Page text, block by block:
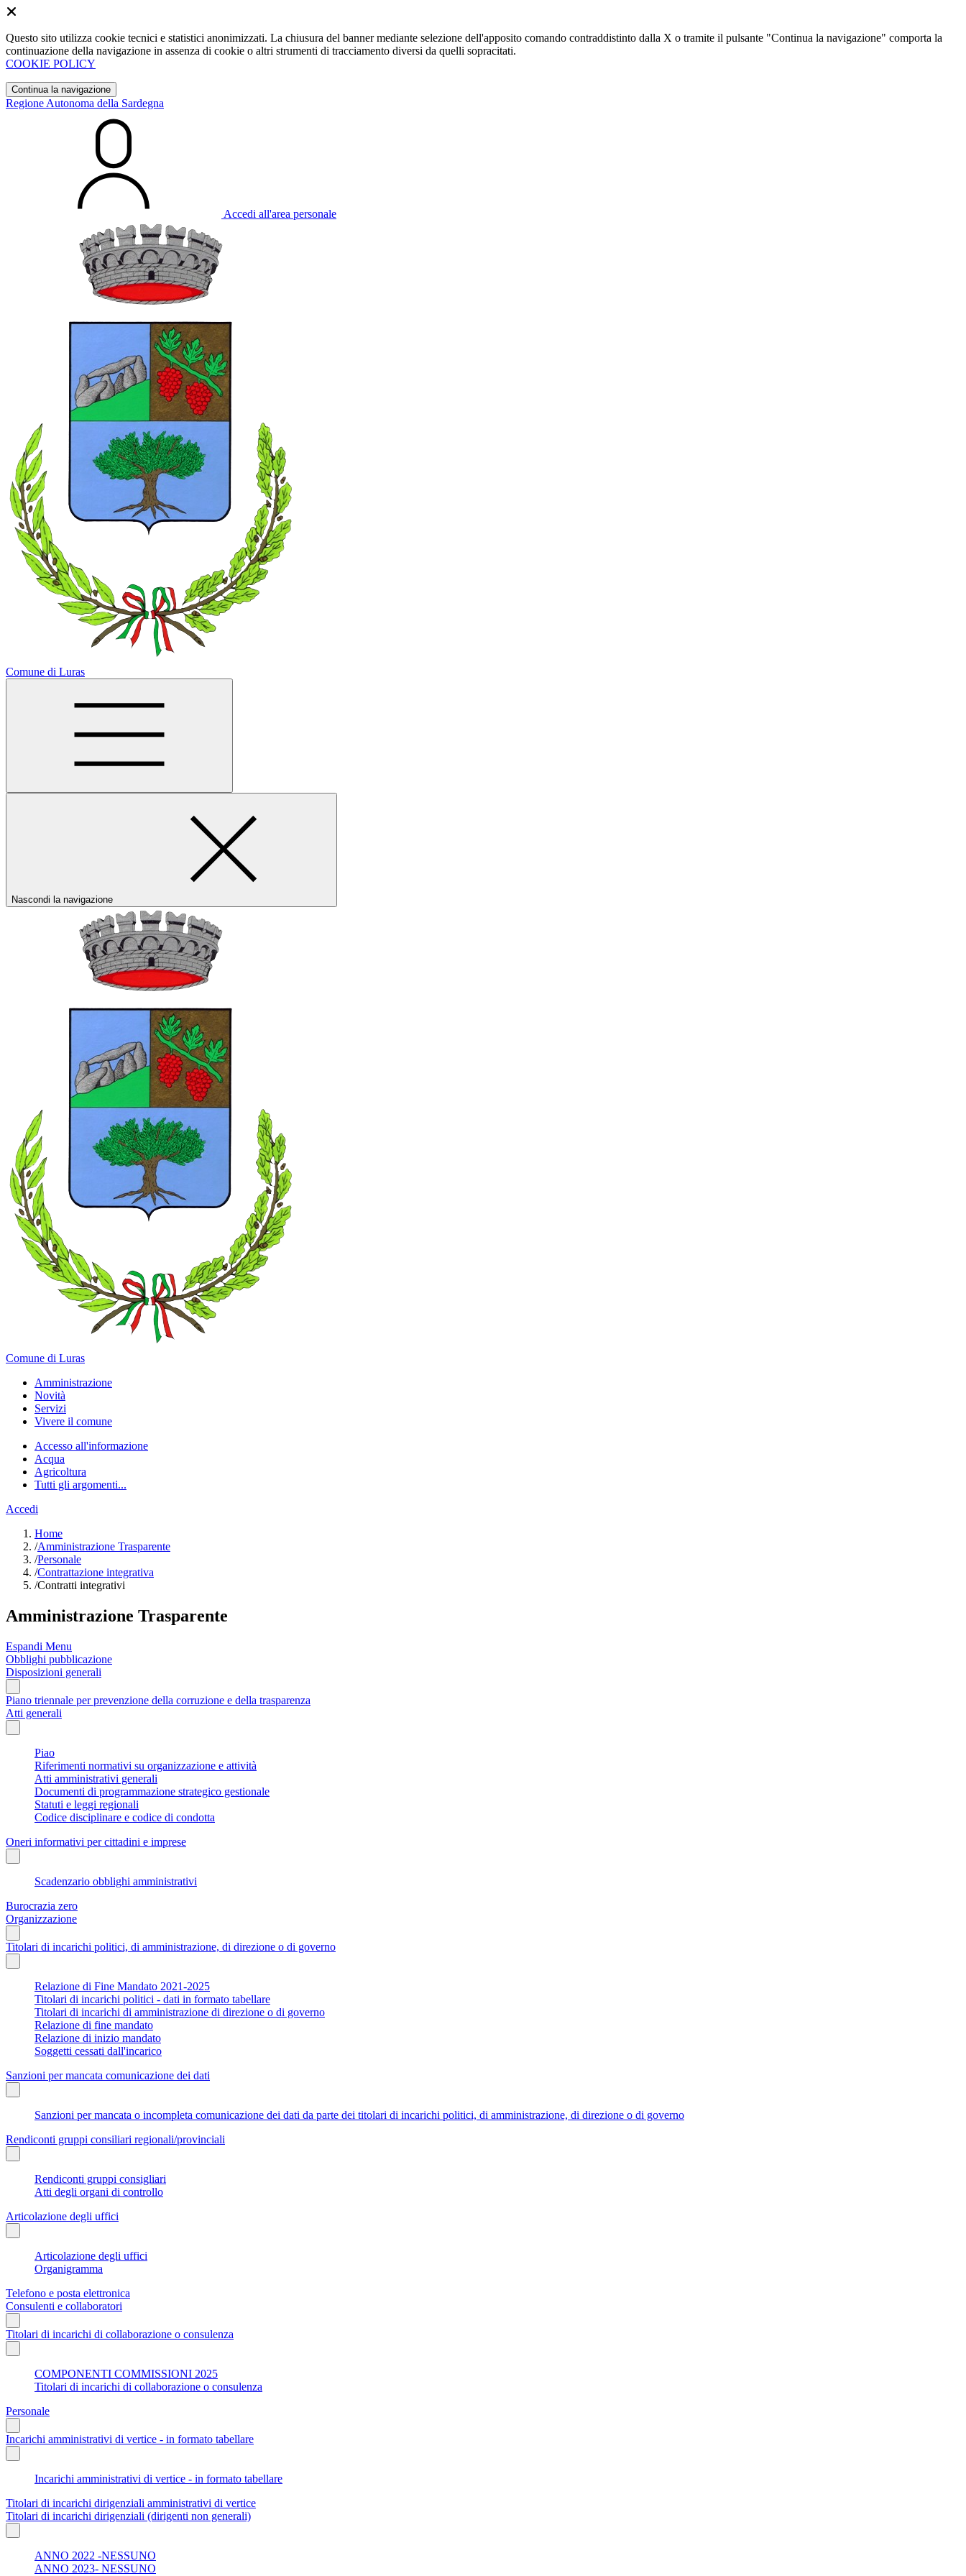
Questo sito utilizza cookie tecnici e statistici anonimizzati. La chiusura del banner mediante selezione dell'apposito comando contraddistinto dalla X o tramite il pulsante "Continua la navigazione" comporta la
continuazione della navigazione in assenza di cookie o altri strumenti di tracciamento diversi da quelli sopracitati.
COOKIE POLICY
Continua la navigazione
Regione Autonoma della Sardegna
Accedi all'area personale
Comune di Luras
Nascondi la navigazione
Comune di Luras
Amministrazione
Novità
Servizi
Vivere il comune
Accesso all'informazione
Acqua
Agricoltura
Tutti gli argomenti...
Accedi
Home
/Amministrazione Trasparente
/Personale
/Contrattazione integrativa
/Contratti integrativi
Amministrazione Trasparente
Espandi Menu
Obblighi pubblicazione
Disposizioni generali
Piano triennale per prevenzione della corruzione e della trasparenza
Atti generali
Piao
Riferimenti normativi su organizzazione e attività
Atti amministrativi generali
Documenti di programmazione strategico gestionale
Statuti e leggi regionali
Codice disciplinare e codice di condotta
Oneri informativi per cittadini e imprese
Scadenzario obblighi amministrativi
Burocrazia zero
Organizzazione
Titolari di incarichi politici, di amministrazione, di direzione o di governo
Relazione di Fine Mandato 2021-2025
Titolari di incarichi politici - dati in formato tabellare
Titolari di incarichi di amministrazione di direzione o di governo
Relazione di fine mandato
Relazione di inizio mandato
Soggetti cessati dall'incarico
Sanzioni per mancata comunicazione dei dati
Sanzioni per mancata o incompleta comunicazione dei dati da parte dei titolari di incarichi politici, di amministrazione, di direzione o di governo
Rendiconti gruppi consiliari regionali/provinciali
Rendiconti gruppi consigliari
Atti degli organi di controllo
Articolazione degli uffici
Articolazione degli uffici
Organigramma
Telefono e posta elettronica
Consulenti e collaboratori
Titolari di incarichi di collaborazione o consulenza
COMPONENTI COMMISSIONI 2025
Titolari di incarichi di collaborazione o consulenza
Personale
Incarichi amministrativi di vertice - in formato tabellare
Incarichi amministrativi di vertice - in formato tabellare
Titolari di incarichi dirigenziali amministrativi di vertice
Titolari di incarichi dirigenziali (dirigenti non generali)
ANNO 2022 -NESSUNO
ANNO 2023- NESSUNO